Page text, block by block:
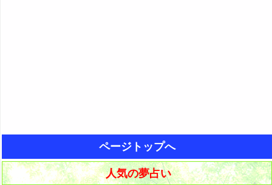
ページトップへ
人気の夢占い